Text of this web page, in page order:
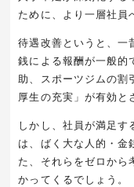
ために、より一層社員
待遇改善というと、一
銭による報酬が一般的
助、スポーツジムの割
厚生の充実」が有効と
しかし、社員が満足す
は、ばく大な人的・金
た、それらをゼロから
かってくるでしょう。